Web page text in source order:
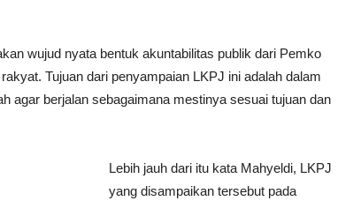
wujud nyata bentuk akuntabilitas publik dari Pemko
Tujuan dari penyampaian LKPJ ini adalah dalam
agar berjalan sebagaimana mestinya sesuai tujuan dan
Lebih jauh dari itu kata Mahyeldi, LKPJ
yang disampaikan tersebut pada